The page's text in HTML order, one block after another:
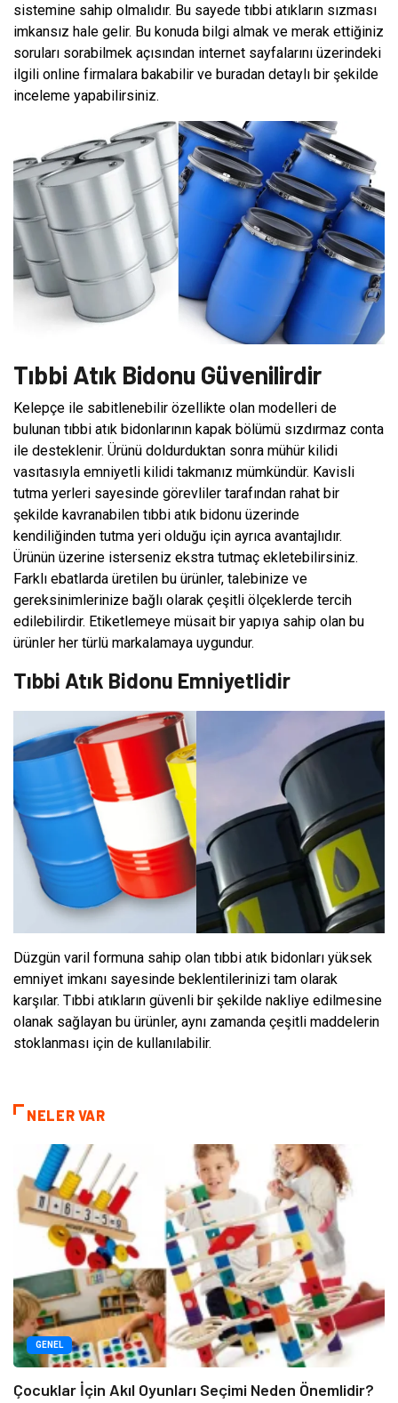
sistemine sahip olmalıdır. Bu sayede tıbbi atıkların sızması
imkansız hale gelir. Bu konuda bilgi almak ve merak ettiğiniz
soruları sorabilmek açısından internet sayfalarını üzerindeki
ilgili online firmalara bakabilir ve buradan detaylı bir şekilde
inceleme yapabilirsiniz.
Tıbbi Atık Bidonu Güvenilirdir
Kelepçe ile sabitlenebilir özellikte olan modelleri de
bulunan tıbbi atık bidonlarının kapak bölümü sızdırmaz conta
ile desteklenir. Ürünü doldurduktan sonra mühür kilidi
vasıtasıyla emniyetli kilidi takmanız mümkündür. Kavisli
tutma yerleri sayesinde görevliler tarafından rahat bir
şekilde kavranabilen tıbbi atık bidonu üzerinde
kendiliğinden tutma yeri olduğu için ayrıca avantajlıdır.
Ürünün üzerine isterseniz ekstra tutmaç ekletebilirsiniz.
Farklı ebatlarda üretilen bu ürünler, talebinize ve
gereksinimlerinize bağlı olarak çeşitli ölçeklerde tercih
edilebilirdir. Etiketlemeye müsait bir yapıya sahip olan bu
ürünler her türlü markalamaya uygundur.
Tıbbi Atık Bidonu Emniyetlidir
Düzgün varil formuna sahip olan tıbbi atık bidonları yüksek
emniyet imkanı sayesinde beklentilerinizi tam olarak
karşılar. Tıbbi atıkların güvenli bir şekilde nakliye edilmesine
olanak sağlayan bu ürünler, aynı zamanda çeşitli maddelerin
stoklanması için de kullanılabilir.
NELER VAR
GENEL
Çocuklar İçin Akıl Oyunları Seçimi Neden Önemlidir?